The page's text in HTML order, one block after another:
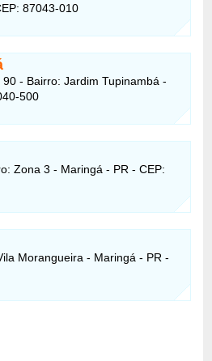
87043-010
- Bairro: Jardim Tupinambá -
500
Zona 3 - Maringá - PR - CEP:
Morangueira - Maringá - PR -